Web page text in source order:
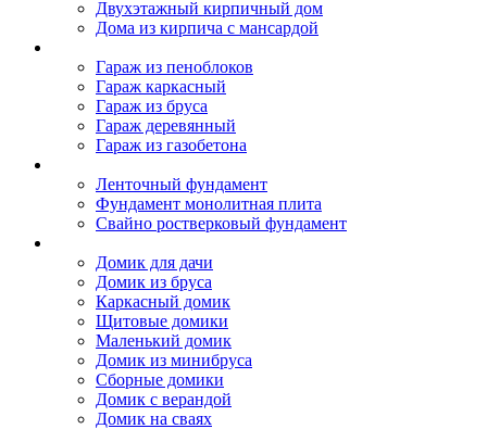
Двухэтажный кирпичный дом
Дома из кирпича с мансардой
Гараж из пеноблоков
Гараж каркасный
Гараж из бруса
Гараж деревянный
Гараж из газобетона
Ленточный фундамент
Фундамент монолитная плита
Свайно ростверковый фундамент
Домик для дачи
Домик из бруса
Каркасный домик
Щитовые домики
Маленький домик
Домик из минибруса
Сборные домики
Домик с верандой
Домик на сваях